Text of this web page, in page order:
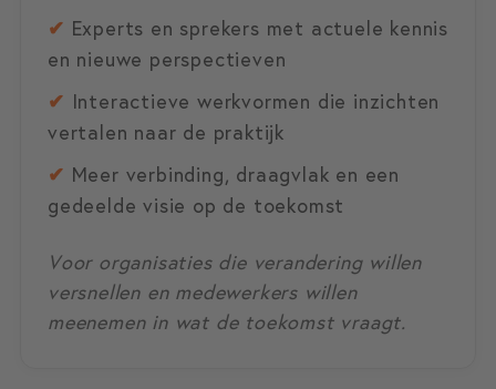
✔ Experts en sprekers met actuele kennis
en nieuwe perspectieven
✔ Interactieve werkvormen die inzichten
vertalen naar de praktijk
✔ Meer verbinding, draagvlak en een
gedeelde visie op de toekomst
Voor organisaties die verandering willen
versnellen en medewerkers willen
meenemen in wat de toekomst vraagt.